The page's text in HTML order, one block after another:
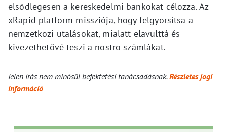
elsődlegesen a kereskedelmi bankokat célozza. Az
xRapid platform missziója, hogy felgyorsítsa a
nemzetközi utalásokat, mialatt elavulttá és
kivezethetővé teszi a nostro számlákat.
Jelen írás nem minősül befektetési tanácsadásnak.Részletes jogi
információ